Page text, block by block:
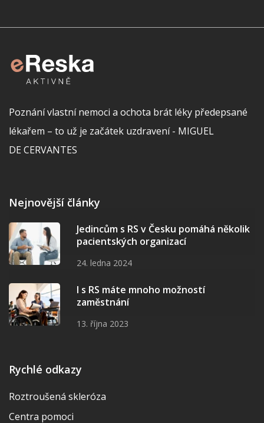
Poznání vlastní nemoci a ochota brát léky předepsané
lékařem – to už je začátek uzdravení - MIGUEL
DE CERVANTES
Nejnovější články
Jedincům s RS v Česku pomáhá několik
pacientských organizací
24. ledna 2024
I s RS máte mnoho možností
zaměstnání
13. října 2023
Rychlé odkazy
Roztroušená skleróza
Centra pomoci